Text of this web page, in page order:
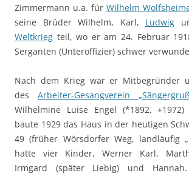
Zimmermann u.a. für Wilhelm
seine Brüder Wilhelm, Karl, Ludwig
Weltkrieg teil, wo er am 24. Februar
Serganten (Unteroffizier) schwer
Nach dem Krieg war er Mitbegründer
des Arbeiter-Gesangverein
Wilhelmine Luise Engel (*1892,
baute 1929 das Haus in der heutigen
49 (früher Wörsdorfer Weg, landläufig
hatte vier Kinder, Werner Karl,
Irmgard (später Liebig) und